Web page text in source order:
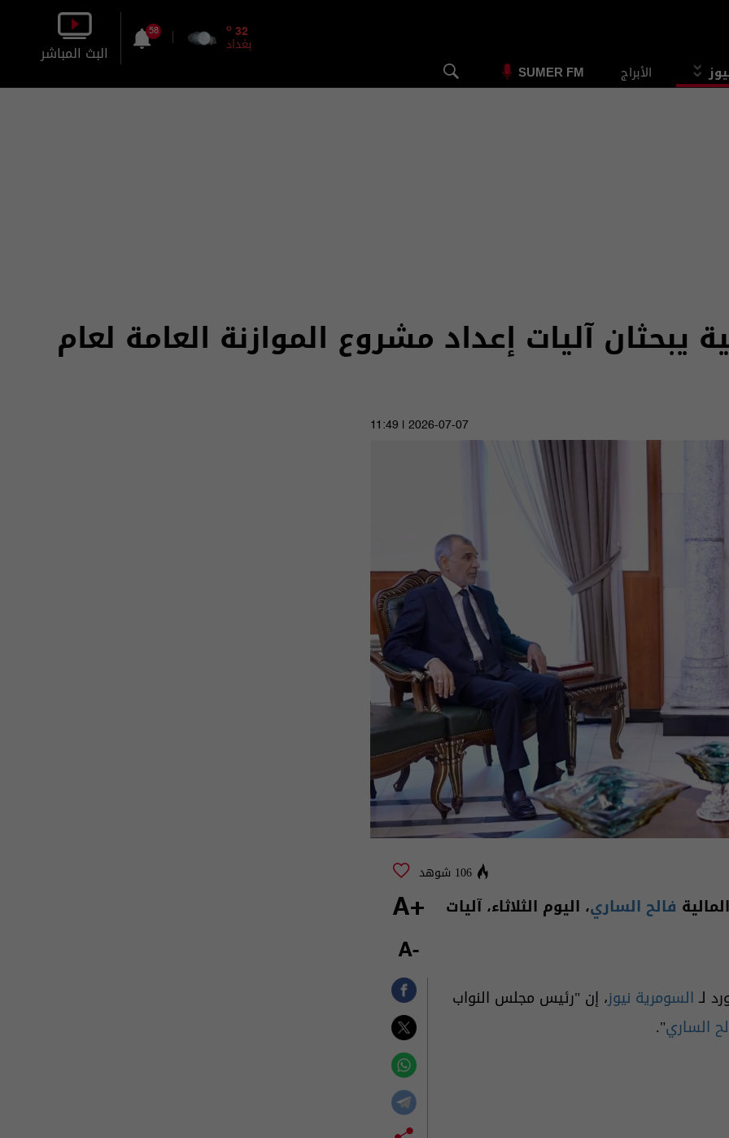
الأبراج SUMER FM
32
o
بغداد
58
البث المباشر
يبحثان آليات إعداد مشروع الموازنة العامة لعام
2026-07-07 | 11:49
106 شوهد
فالح الساري، اليوم الثلاثاء، آليات
لـ السومرية نيوز، إن "رئيس مجلس النواب
الساري".
+A
-A